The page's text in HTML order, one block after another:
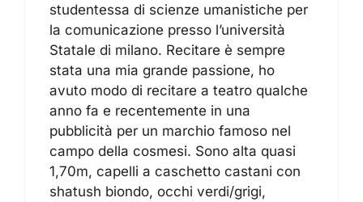
studentessa di scienze umanistiche per
la comunicazione presso l’università
Statale di milano. Recitare è sempre
stata una mia grande passione, ho
avuto modo di recitare a teatro qualche
anno fa e recentemente in una
pubblicità per un marchio famoso nel
campo della cosmesi. Sono alta quasi
1,70m, capelli a caschetto castani con
shatush biondo, occhi verdi/grigi,